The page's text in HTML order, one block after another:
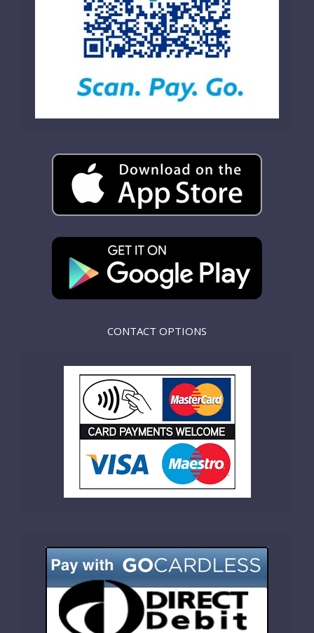
CONTACT OPTIONS